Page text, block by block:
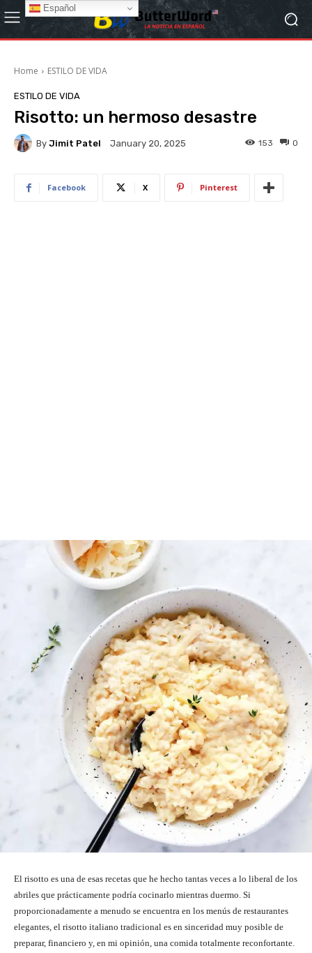
Home ESTILO DE VIDA
ESTILO DE VIDA
Risotto: un hermoso desastre
By Jimit Patel January 20, 2025 0
153
Facebook X Pinterest
El risotto es una de esas recetas que he hecho tantas veces a lo liberal de los
abriles que prácticamente podría cocinarlo mientras duermo. Si
proporcionadamente a menudo se encuentra en los menús de restaurantes
elegantes, el risotto italiano tradicional es en sinceridad muy posible de
preparar, financiero y, en mi opinión, una comida totalmente reconfortante.
Español